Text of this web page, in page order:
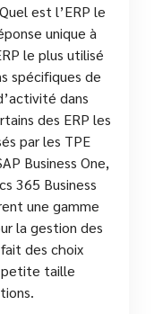
est l’ERP le
unique à
le plus utilisé
spécifiques de
dans
des ERP les
par les TPE
Business One,
365 Business
une gamme
la gestion des
des choix
petite taille